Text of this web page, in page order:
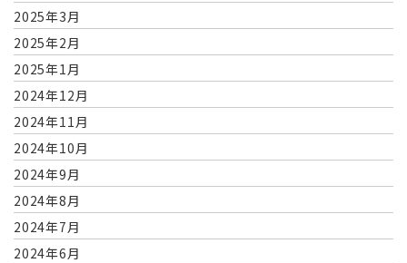
2025年3月
2025年2月
2025年1月
2024年12月
2024年11月
2024年10月
2024年9月
2024年8月
2024年7月
2024年6月